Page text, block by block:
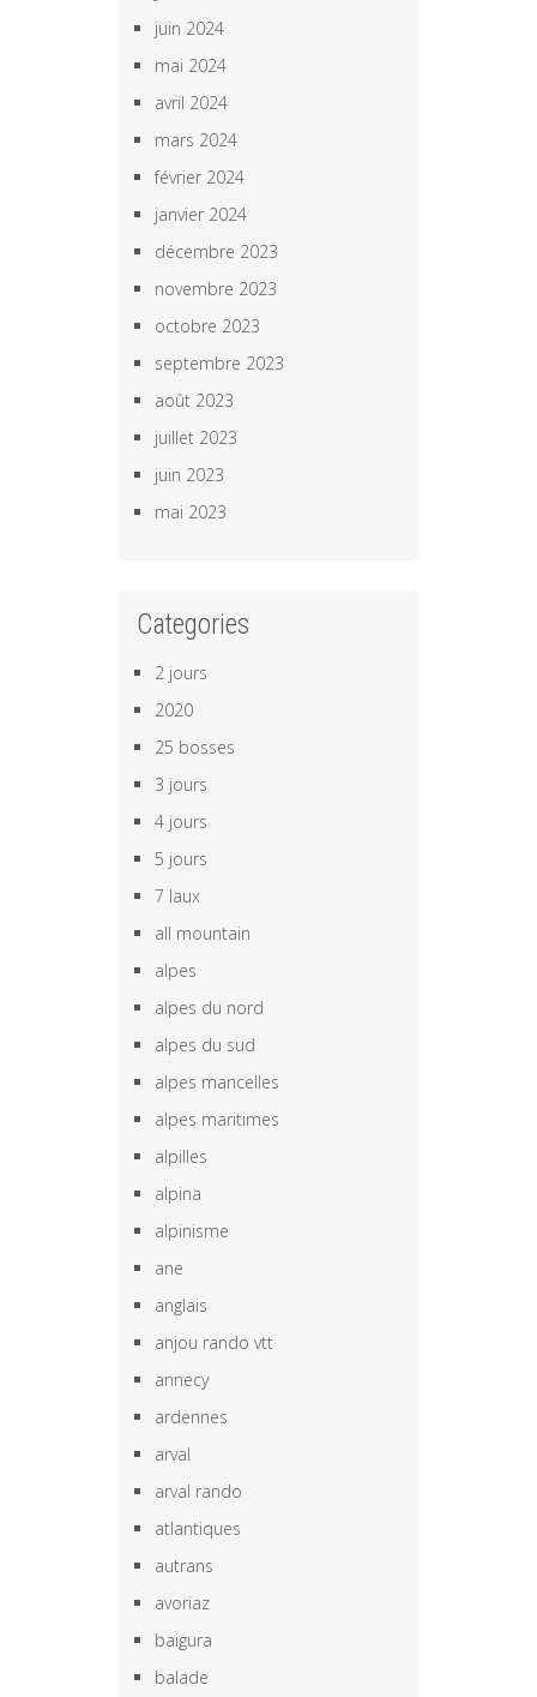
juin 2024
mai 2024
avril 2024
mars 2024
février 2024
janvier 2024
décembre 2023
novembre 2023
octobre 2023
septembre 2023
août 2023
juillet 2023
juin 2023
mai 2023
Categories
2 jours
2020
25 bosses
3 jours
4 jours
5 jours
7 laux
all mountain
alpes
alpes du nord
alpes du sud
alpes mancelles
alpes maritimes
alpilles
alpina
alpinisme
ane
anglais
anjou rando vtt
annecy
ardennes
arval
arval rando
atlantiques
autrans
avoriaz
baigura
balade